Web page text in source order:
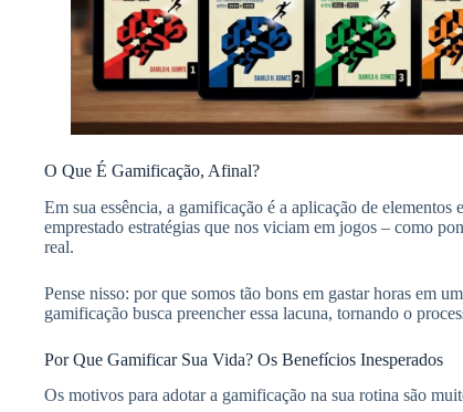
O Que É Gamificação, Afinal?
Em sua essência, a gamificação é a aplicação de
emprestado estratégias que nos viciam em jogos – como
real.
Pense nisso: por que somos tão bons em gastar horas em
gamificação busca preencher essa lacuna, tornando o
Por Que Gamificar Sua Vida? Os Benefícios Inesperados
Os motivos para adotar a gamificação na sua rotina são